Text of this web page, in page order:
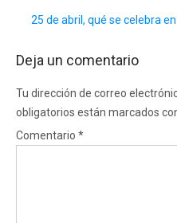
25 de abril, qué se celebra
Deja un comentario
Tu dirección de correo
obligatorios están marcados
Comentario *